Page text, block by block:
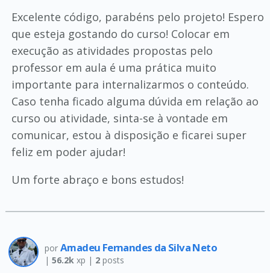
Excelente código, parabéns pelo projeto! Espero
que esteja gostando do curso! Colocar em
execução as atividades propostas pelo
professor em aula é uma prática muito
importante para internalizarmos o conteúdo.
Caso tenha ficado alguma dúvida em relação ao
curso ou atividade, sinta-se à vontade em
comunicar, estou à disposição e ficarei super
feliz em poder ajudar!
Um forte abraço e bons estudos!
por Amadeu Fernandes da Silva Neto
| 56.2kxp | 2posts